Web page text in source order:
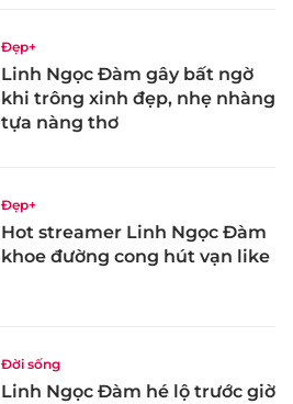
Đẹp+
Linh Ngọc Đàm gây bất ngờ
khi trông xinh đẹp, nhẹ nhàng
tựa nàng thơ
Đẹp+
Hot streamer Linh Ngọc Đàm
khoe đường cong hút vạn like
Đời sống
Linh Ngọc Đàm hé lộ trước giờ